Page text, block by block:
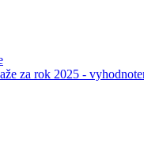
za rok 2025 -